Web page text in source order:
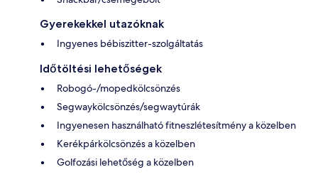
Gyerekekkel utazóknak
Ingyenes bébiszitter-szolgáltatás
Időtöltési lehetőségek
Robogó-/mopedkölcsönzés
Segwaykölcsönzés/segwaytúrák
Ingyenesen használható fitneszlétesítmény a közelben
Kerékpárkölcsönzés a közelben
Golfozási lehetőség a közelben